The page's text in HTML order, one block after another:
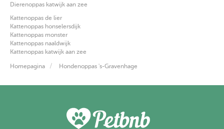
Dierenoppas katwijk aan zee
Kattenoppas de lier
Kattenoppas honselersdijk
Kattenoppas monster
Kattenoppas naaldwijk
Kattenoppas katwijk aan zee
Homepagina Hondenoppas 's-Gravenhage